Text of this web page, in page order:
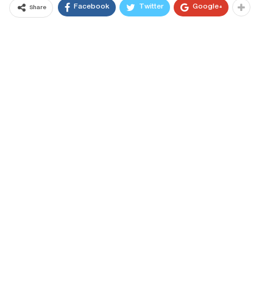
Share Facebook Twitter Google+